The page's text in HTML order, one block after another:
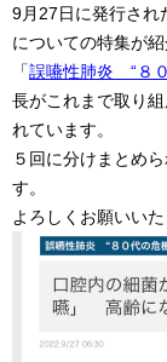
9月27日に発行され
についての特集が紹
「誤嚥性肺炎 “８
長がこれまで取り
れています。
５回に分けまとめ
す。
よろしくお願いいた